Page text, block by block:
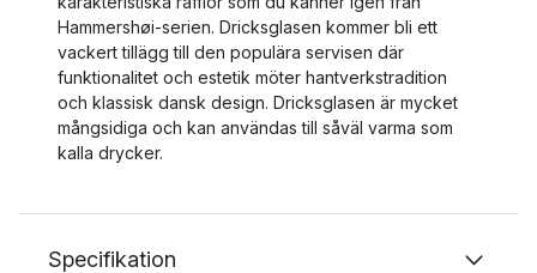
Hammershøi-serien. Dricksglasen kommer bli ett
vackert tillägg till den populära servisen där
funktionalitet och estetik möter hantverkstradition
och klassisk dansk design. Dricksglasen är mycket
mångsidiga och kan användas till såväl varma som
kalla drycker.
Specifikation